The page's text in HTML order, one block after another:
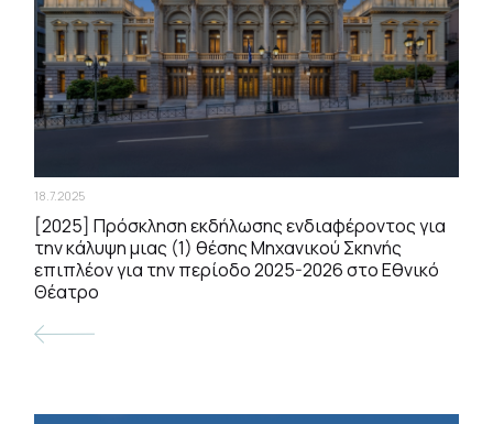
18.7.2025
[2025] Πρόσκληση εκδήλωσης ενδιαφέροντος για
την κάλυψη μιας (1) θέσης Μηχανικού Σκηνής
επιπλέον για την περίοδο 2025-2026 στο Εθνικό
Θέατρο